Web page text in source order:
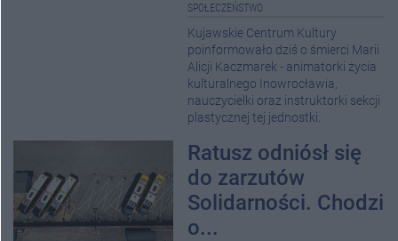
SPOŁECZEŃSTWO
Kujawskie Centrum Kultury
poinformowało dziś o śmierci Marii
Alicji Kaczmarek - animatorki życia
kulturalnego Inowrocławia,
nauczycielki oraz instruktorki sekcji
plastycznej tej jednostki.
Ratusz odniósł się
do zarzutów
Solidarności. Chodzi
o...